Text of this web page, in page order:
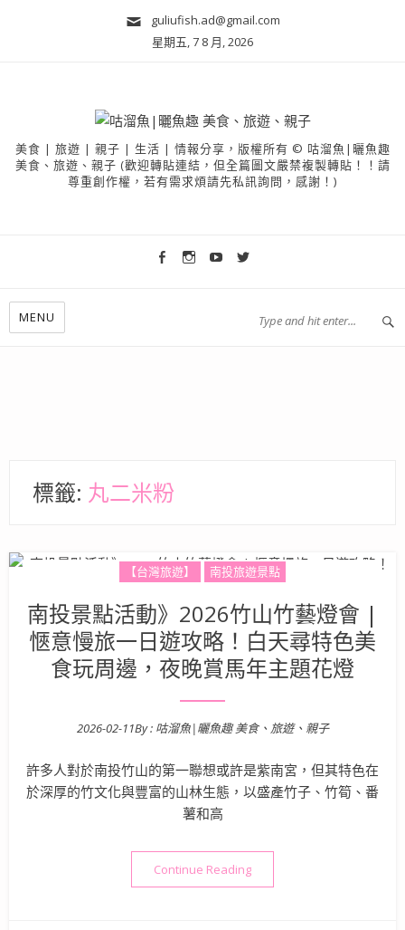
guliufish.ad@gmail.com
星期五, 7 8 月, 2026
美食 | 旅遊 | 親子 | 生活 | 情報分享，版權所有 © 咕溜魚|曬魚趣
美食、旅遊、親子 (歡迎轉貼連結，但全篇圖文嚴禁複製轉貼！！請
尊重創作權，若有需求煩請先私訊詢問，感謝！)
MENU
標籤: 丸二米粉
【台灣旅遊】 南投旅遊景點
南投景點活動》2026竹山竹藝燈會 |
愜意慢旅一日遊攻略！白天尋特色美
食玩周邊，夜晚賞馬年主題花燈
Posted on
2026-02-11By : 咕溜魚|曬魚趣 美食、旅遊、親子
許多人對於南投竹山的第一聯想或許是紫南宮，但其特色在
於深厚的竹文化與豐富的山林生態，以盛產竹子、竹筍、番
薯和高
Continue Reading“南投景點活動》2026竹山